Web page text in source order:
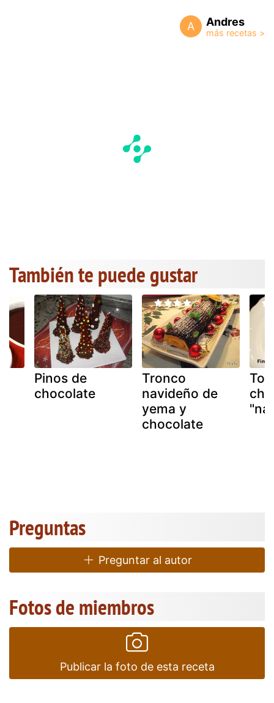
A Andres
También te puede gustar
Pinos de
chocolate
Tronco
navideño de
yema y
chocolate
Preguntas
Preguntar al autor
Fotos de miembros
Publicar la foto de esta receta